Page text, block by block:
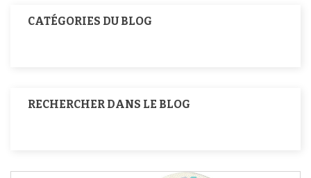
CATÉGORIES DU BLOG
RECHERCHER DANS LE BLOG